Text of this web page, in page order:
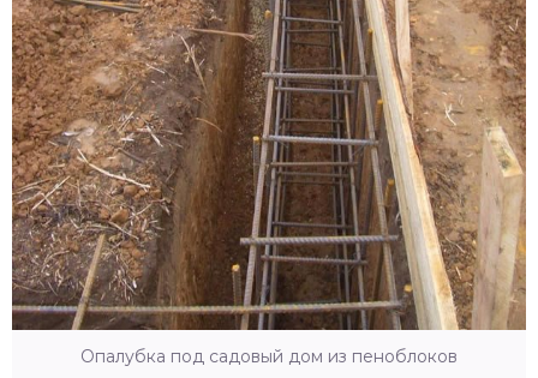
Опалубка под садовый дом из пеноблоков